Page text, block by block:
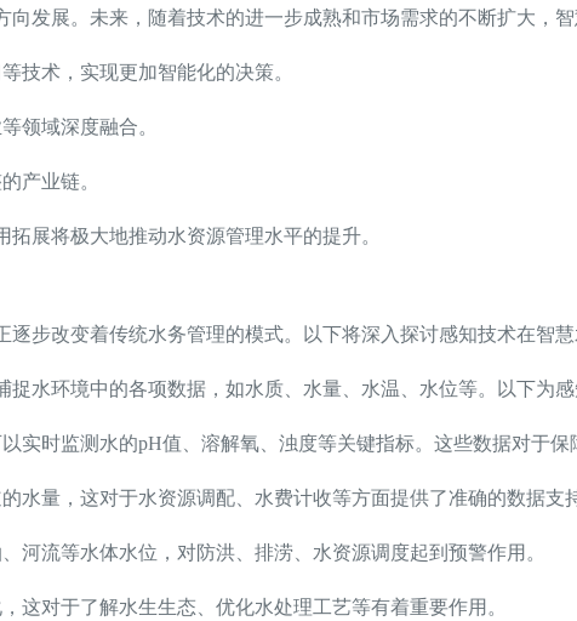
发展。未来，随着技术的进一步成熟和市场需求的不断扩大，
技术，实现更加智能化的决策。
领域深度融合。
产业链。
展将极大地推动水资源管理水平的提升。
步改变着传统水务管理的模式。以下将深入探讨感知技术在智慧
水环境中的各项数据，如水质、水量、水温、水位等。以下为
实时监测水的pH值、溶解氧、浊度等关键指标。这些数据对于
水量，这对于水资源调配、水费计收等方面提供了准确的数据支
河流等水体水位，对防洪、排涝、水资源调度起到预警作用。
这对于了解水生生态、优化水处理工艺等有着重要作用。